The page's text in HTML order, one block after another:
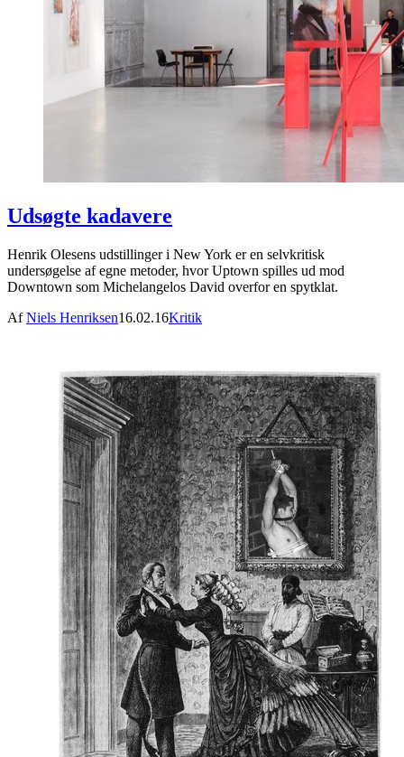
Udsøgte kadavere
Henrik Olesens udstillinger i New York er en selvkritisk
undersøgelse af egne metoder, hvor Uptown spilles ud mod
Downtown som Michelangelos David overfor en spytklat.
AfNiels Henriksen16.02.16Kritik